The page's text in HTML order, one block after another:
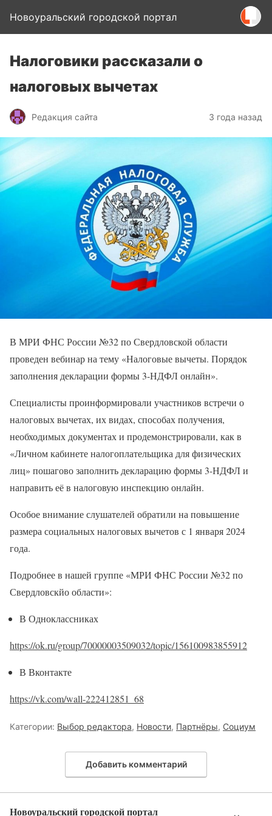
Новоуральский городской портал
Налоговики рассказали о
налоговых вычетах
Редакция сайта 3 года назад
В МРИ ФНС России №32 по Свердловской области
проведен вебинар на тему «Налоговые вычеты. Порядок
заполнения декларации формы 3-НДФЛ онлайн».
Специалисты проинформировали участников встречи о
налоговых вычетах, их видах, способах получения,
необходимых документах и продемонстрировали, как в
«Личном кабинете налогоплательщика для физических
лиц» пошагово заполнить декларацию формы 3-НДФЛ и
направить её в налоговую инспекцию онлайн.
Особое внимание слушателей обратили на повышение
размера социальных налоговых вычетов с 1 января 2024
года.
Подробнее в нашей группе «МРИ ФНС России №32 по
Свердловскйо области»:
В Одноклассниках
https://ok.ru/group/70000003509032/topic/156100983855912
В Вконтакте
https://vk.com/wall-222412851_68
Категории: Выбор редактора, Новости, Партнёры, Социум
Добавить комментарий
Новоуральский городской портал